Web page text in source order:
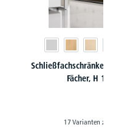
Schließfachschränke
Fächer, H
17 Varianten zur